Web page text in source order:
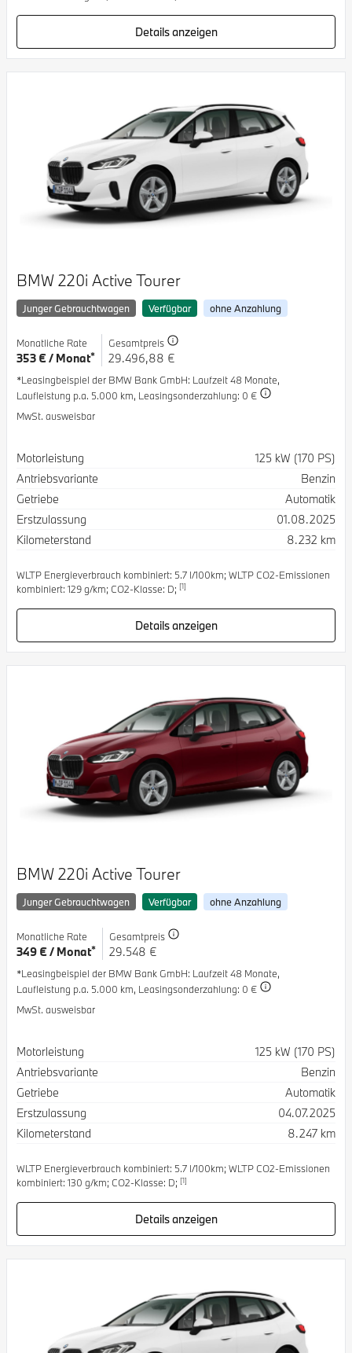
Details anzeigen
BMW 220i Active Tourer
Junger Gebrauchtwagen Verfügbar ohne Anzahlung
Monatliche Rate
353 € / Monat*
Gesamtpreis
29.496,88 €
*Leasingbeispiel der BMW Bank GmbH: Laufzeit 48 Monate,
Laufleistung p.a. 5.000 km, Leasingsonderzahlung: 0 €
MwSt. ausweisbar
Spezifikation
Motorleistung
125 kW (170 PS)
Antriebsvariante
Benzin
Getriebe
Automatik
Erstzulassung
01.08.2025
Kilometerstand
8.232 km
WLTP Energieverbrauch kombiniert: 5.7 l/100km; WLTP CO2-Emissionen
kombiniert: 129 g/km; CO2-Klasse: D; [1]
Details anzeigen
BMW 220i Active Tourer
Junger Gebrauchtwagen Verfügbar ohne Anzahlung
Monatliche Rate
349 € / Monat*
Gesamtpreis
29.548 €
*Leasingbeispiel der BMW Bank GmbH: Laufzeit 48 Monate,
Laufleistung p.a. 5.000 km, Leasingsonderzahlung: 0 €
MwSt. ausweisbar
Spezifikation
Motorleistung
125 kW (170 PS)
Antriebsvariante
Benzin
Getriebe
Automatik
Erstzulassung
04.07.2025
Kilometerstand
8.247 km
WLTP Energieverbrauch kombiniert: 5.7 l/100km; WLTP CO2-Emissionen
kombiniert: 130 g/km; CO2-Klasse: D; [1]
Details anzeigen